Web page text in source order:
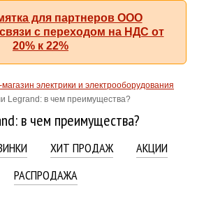
для партнеров ООО
с переходом на НДС от
20% к 22%
электрики и электрооборудования
Legrand: в чем преимущества?
в чем преимущества?
ХИТ ПРОДАЖ
АКЦИИ
РАСПРОДАЖА